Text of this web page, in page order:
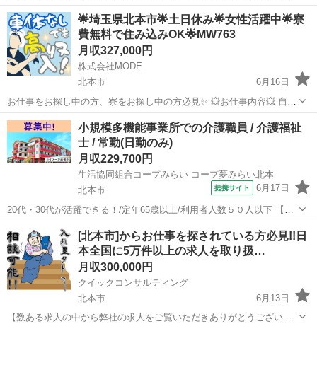
【勤務地】 埼玉県 北本市 【アクセス】 北本駅から徒歩21分 北本駅/
桶川駅/鴻巣駅 【雇用形態】常勤(日勤のみ) 【募集職種】生活相談員
【...
埼玉 北本市 介護士
🌟埼玉県北本市🌟土日休み🌟女性活躍中🌟寮
費無料で住み込みOK🌟MW763
月収327,000円
株式会社MODE
北本市
6月16日
お仕事をお探し中の方、寮をお探し中の方必見✨ 💥お仕事内容💥 自動
車製造に関するお仕事です！ トランスアクスルという装置の製造を担
当していただきます 重量物はございません！ [1]部品の加工 [2]部...
埼玉 北本市 その他 未経験
小規模多機能事業所での介護職員 / 介護福祉
士 / 常勤(日勤のみ)
月収229,700円
生活協同組合コープみらい コープ夢みらい北本
北本市
提携サイト 6月17日
20代・30代が活躍できる！/定年65歳以上/利用者人数５０人以下 【施
設名】 生活協同組合コープみらい コープ夢みらい北本 【勤務地】 埼
玉県 北本市 【アクセス】 北本駅から徒歩24分 北本駅/桶川駅/0駅
【雇...
埼玉 北本市 介護福祉士
[北本市]からお仕事を探されている方必見!!日
本全国に5万件以上の求人を取り扱…
月収300,000円
クイックコンサルティング
北本市
6月13日
【数ある求人の中から弊社の求人をご覧いただきありがとうございま